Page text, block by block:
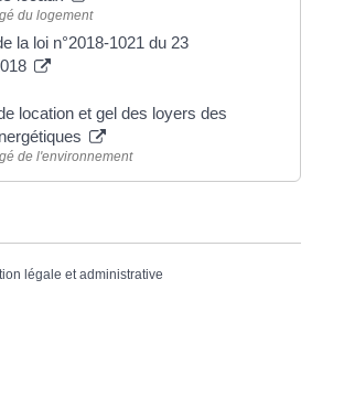
du logement
la loi n°2018-1021 du 23
location et gel des loyers des
de l'environnement
légale et administrative